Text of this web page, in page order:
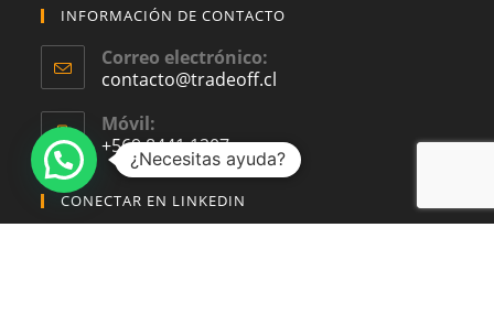
INFORMACIÓN DE CONTACTO
Correo electrónico:
contacto@tradeoff.cl
Móvil:
+569 8441 1207
CONECTAR EN LINKEDIN
¿Necesitas ayuda?